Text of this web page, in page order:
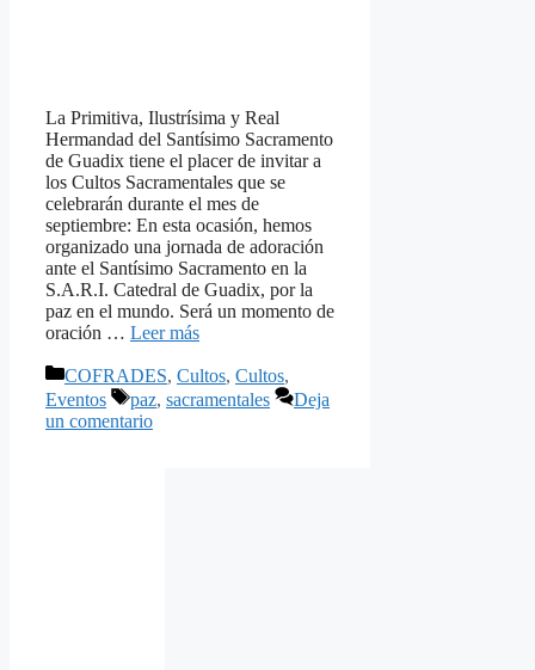
La Primitiva, Ilustrísima y Real
Hermandad del Santísimo Sacramento
de Guadix tiene el placer de invitar a
los Cultos Sacramentales que se
celebrarán durante el mes de
septiembre: En esta ocasión, hemos
organizado una jornada de adoración
ante el Santísimo Sacramento en la
S.A.R.I. Catedral de Guadix, por la
paz en el mundo. Será un momento de
oración … Leer más
Categorías
COFRADES, Cultos, Cultos,
Eventos
Etiquetas
paz, sacramentales
Deja
un comentario